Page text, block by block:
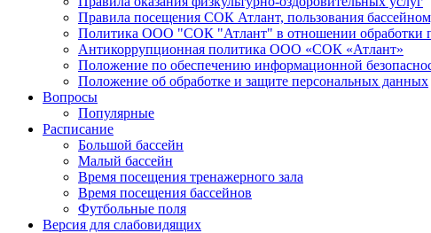
Правила посещения СОК Атлант, пользования
Политика ООО "СОК "Атлант" в отношении обработки
Антикоррупционная политика ООО «СОК «Атлант»
Положение по обеспечению информационной
Положение об обработке и защите персональных данных
Вопросы
Популярные
Расписание
Большой бассейн
Малый бассейн
Время посещения тренажерного зала
Время посещения бассейнов
Футбольные поля
Версия для слабовидящих